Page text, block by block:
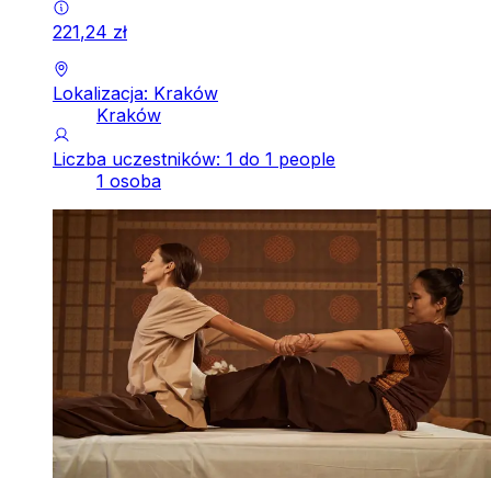
221,24 zł
Lokalizacja: Kraków
Kraków
Liczba uczestników: 1 do 1 people
1 osoba